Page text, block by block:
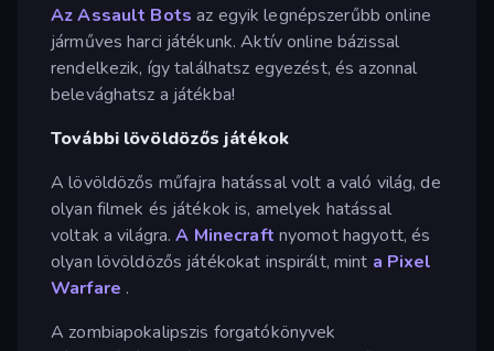
Az Assault Bots az egyik legnépszerűbb online
járműves harci játékunk. Aktív online bázissal
rendelkezik, így találhatsz egyezést, és azonnal
belevághatsz a játékba!
További lövöldözős játékok
A lövöldözős műfajra hatással volt a való világ, de
olyan filmek és játékok is, amelyek hatással
voltak a világra.A Minecraft nyomot hagyott, és
olyan lövöldözős játékokat inspirált, mint a Pixel
Warfare .
A zombiapokalipszis forgatókönyvek